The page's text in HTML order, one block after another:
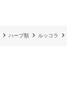
ハーブ類 ルッコラ